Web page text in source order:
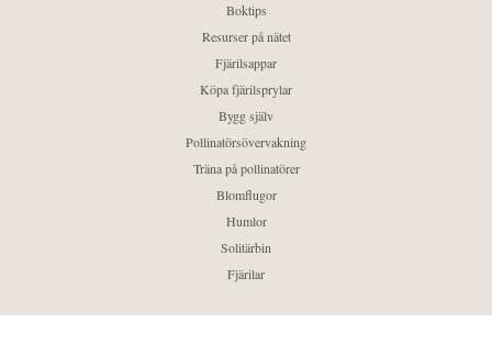
Boktips
Resurser på nätet
Fjärilsappar
Köpa fjärilsprylar
Bygg själv
Pollinatörsövervakning
Träna på pollinatörer
Blomflugor
Humlor
Solitärbin
Fjärilar